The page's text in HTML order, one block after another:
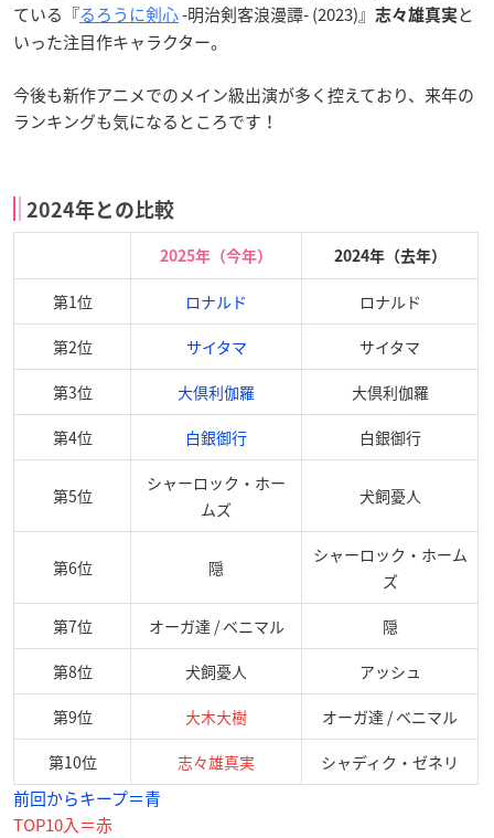
ている『るろうに剣心-明治剣客浪漫譚- (2023)』 志々雄真実 と
いった注目作キャラクター。
今後も新作アニメでのメイン級出演が多く控えており、来年の
ランキングも気になるところです！
2024年との比較
2025年（今年） 2024年（去年）
第1位 ロナルド ロナルド
第2位 サイタマ サイタマ
第3位 大倶利伽羅 大倶利伽羅
第4位 白銀御行 白銀御行
第5位
シャーロック・ホー
ムズ
犬飼憂人
第6位 隠
シャーロック・ホーム
ズ
第7位 オーガ達 / ベニマル 隠
第8位 犬飼憂人 アッシュ
第9位 大木大樹 オーガ達 / ベニマル
第10位 志々雄真実 シャディク・ゼネリ
前回からキープ＝青
TOP10入＝赤